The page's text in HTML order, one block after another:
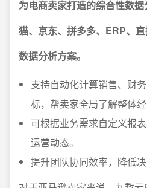
为电商卖家打造的综合性数
猫、京东、拼多多、ERP、
数据分析方案。
支持自动化计算销售、财
标，帮卖家全局了解整体经
可根据业务需求自定义报
运营动态。
提升团队协同效率，降低决